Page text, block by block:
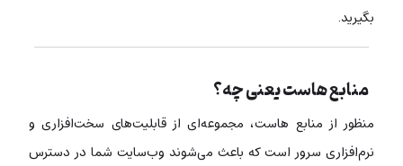
بگیرید.
منابع هاست یعنی چه؟
منظور از منابع هاست، مجموعه‌ای از قابلیت‌های سخت‌افزاری و
نرم‌افزاری سرور است که باعث می‌شوند وب‌سایت شما در دسترس